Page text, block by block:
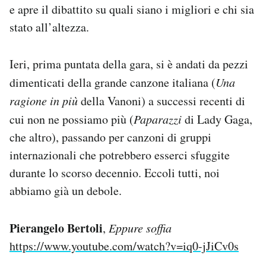
e apre il dibattito su quali siano i migliori e chi sia
stato all’altezza.
Ieri, prima puntata della gara, si è andati da pezzi
dimenticati della grande canzone italiana (Una
ragione in piùdella Vanoni) a successi recenti di
cui non ne possiamo più (Paparazzidi Lady Gaga,
che altro), passando per canzoni di gruppi
internazionali che potrebbero esserci sfuggite
durante lo scorso decennio. Eccoli tutti, noi
abbiamo già un debole.
Pierangelo Bertoli, Eppure soffia
https://www.youtube.com/watch?v=iq0-jJiCv0s